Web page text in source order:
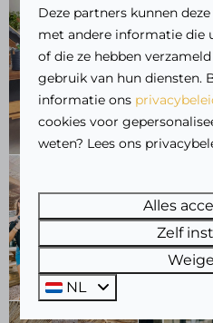
Deze partners kunnen
met andere informatie die
of die ze hebben
gebruik van hun diensten.
informatie ons
cookies voor
weten? Lees ons
Alles
Zelf
NL